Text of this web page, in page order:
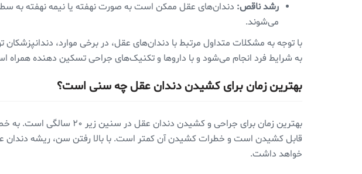
رشد ناقص: دندان‌های عقل ممکن است به صورت نهفته یا نیمه نهفته به
می‌شوند.
با توجه به مشکلات متداول مرتبط با دندان‌های عقل، در برخی موارد،
به شرایط فرد انجام می‌شود و با داروها و تکنیک‌های جراحی تسکین دهنده همراه
بهترین زمان برای کشیدن دندان عقل چه سنی است؟
بهترین زمان برای جراحی
قابل کشیدن است و خطرات کشیدن آن کمتر است. با بالا رفتن سن، ریشه
خواهد داشت.